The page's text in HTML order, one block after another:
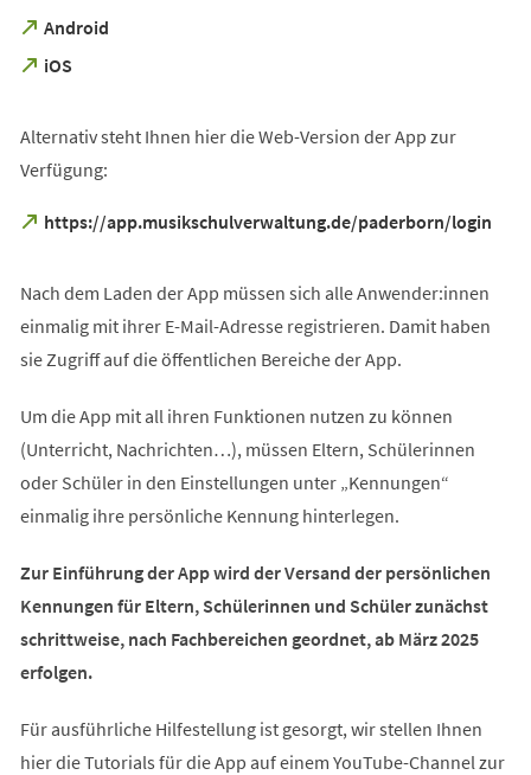
Android
(Öffnet
einem
iOS
(Öffnet
neuen
Tab)
Alternativ steht Ihnen hier die Web-Version der App zur
Verfügung:
https://app.musikschulverwaltung.de/paderborn/login
(Öffnet
neuen
Tab)
Nach dem Laden der App müssen sich alle Anwender:innen
einmalig mit ihrer E-Mail-Adresse registrieren. Damit haben
sie Zugriff auf die öffentlichen Bereiche der App.
Um die App mit all ihren Funktionen nutzen zu können
(Unterricht, Nachrichten…), müssen Eltern, Schülerinnen
oder Schüler in den Einstellungen unter „Kennungen“
einmalig ihre persönliche Kennung hinterlegen.
Zur Einführung der App wird der Versand der persönlichen
Kennungen für Eltern, Schülerinnen und Schüler zunächst
schrittweise, nach Fachbereichen geordnet, ab März 2025
erfolgen.
Für ausführliche Hilfestellung ist gesorgt, wir stellen Ihnen
hier die Tutorials für die App auf einem YouTube-Channel zur